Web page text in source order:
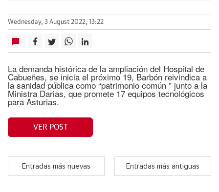
Wednesday, 3 August 2022, 13:22
La demanda histórica de la ampliación del Hospital de
Cabueñes, se inicia el próximo 19, Barbón reivindica a
la sanidad pública como “patrimonio común ” junto a la
Ministra Darias, que promete 17 equipos tecnológicos
para Asturias.
VER POST
Entradas más nuevas Entradas más antiguas